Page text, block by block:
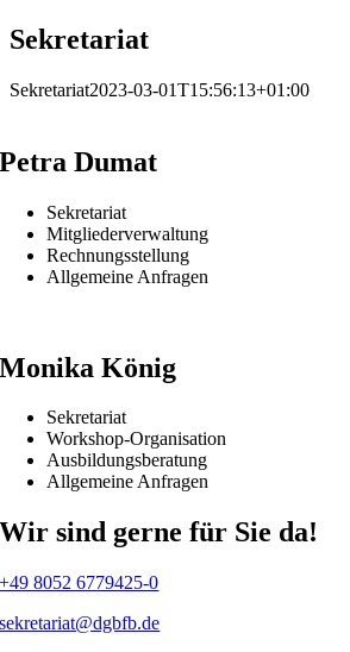
Sekretariat
Sekretariat2023-03-01T15:56:13+01:00
Petra Dumat
Sekretariat
Mitgliederverwaltung
Rechnungsstellung
Allgemeine Anfragen
Monika König
Sekretariat
Workshop-Organisation
Ausbildungsberatung
Allgemeine Anfragen
Wir sind gerne für Sie da!
+49 8052 6779425-0
sekretariat@dgbfb.de